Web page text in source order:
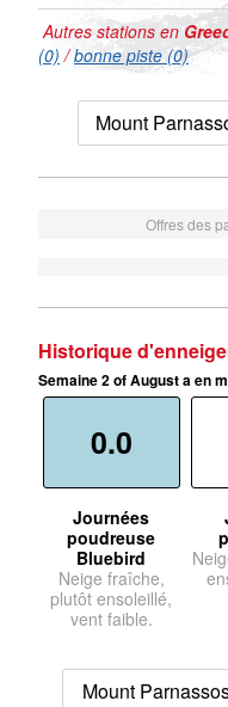
Autres stations en
(0) /bonne piste (0)
Mount
Offres des
Historique
Semaine 2 of August a en
0.0
Journées
poudreuse
Bluebird
Neige fraîche,
plutôt ensoleillé,
vent faible.
Mount